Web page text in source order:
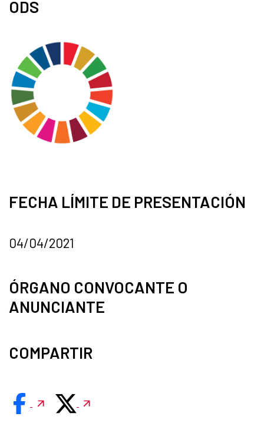
ODS
FECHA LÍMITE DE PRESENTACIÓN
04/04/2021
ÓRGANO CONVOCANTE O
ANUNCIANTE
COMPARTIR